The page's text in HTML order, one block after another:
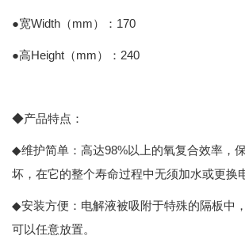
●宽Width（mm）： 170
●高Height（mm）： 240
◆产品特点：
◆维护简单：高达98%以上的氧复合效率，
坏，在它的整个寿命过程中无须加水或更换
◆安装方便：电解液被吸附于特殊的隔板中
可以任意放置。